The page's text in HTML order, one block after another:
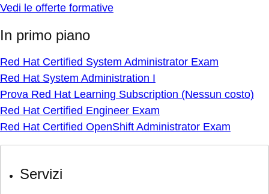
Vedi le offerte formative
In primo piano
Red Hat Certified System Administrator Exam
Red Hat System Administration I
Prova Red Hat Learning Subscription (Nessun costo)
Red Hat Certified Engineer Exam
Red Hat Certified OpenShift Administrator Exam
Servizi